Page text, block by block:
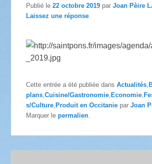
Publié le22 octobre 2019 parJoan Pèire
Laissez une réponse
Cette entrée a été publiée dansActualités
plans ,Cuisine/Gastronomie Economie
s/Culture Produit en Occitanie parJoan
Marquer lepermalien